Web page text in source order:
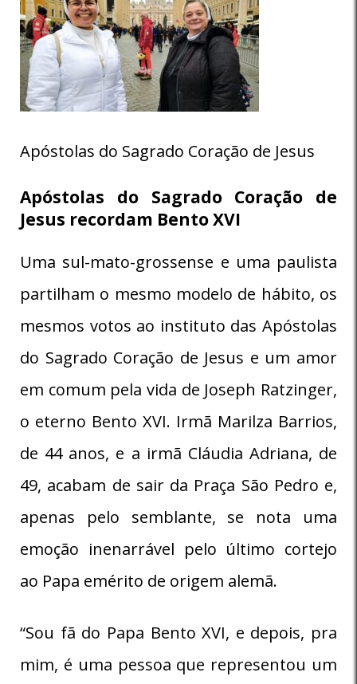
Apóstolas do Sagrado Coração de Jesus
Apóstolas do Sagrado Coração de
Jesus recordam Bento XVI
Uma sul-mato-grossense e uma paulista
partilham o mesmo modelo de hábito, os
mesmos votos ao instituto das Apóstolas
do Sagrado Coração de Jesus e um amor
em comum pela vida de Joseph Ratzinger,
o eterno Bento XVI. Irmã Marilza Barrios,
de 44 anos, e a irmã Cláudia Adriana, de
49, acabam de sair da Praça São Pedro e,
apenas pelo semblante, se nota uma
emoção inenarrável pelo último cortejo
ao Papa emérito de origem alemã.
“Sou fã do Papa Bento XVI, e depois, pra
mim, é uma pessoa que representou um